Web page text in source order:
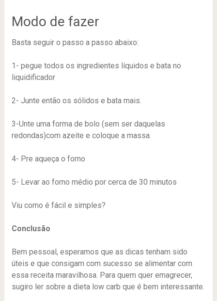
Modo de fazer
Basta seguir o passo a passo abaixo:
1- pegue todos os ingredientes líquidos e bata no
liquidificador
2- Junte então os sólidos e bata mais.
3-Unte uma forma de bolo (sem ser daquelas
redondas)com azeite e coloque a massa.
4- Pre aqueça o forno
5- Levar ao forno médio por cerca de 30 minutos
Viu como é fácil e simples?
Conclusão
Bem pessoal, esperamos que as dicas tenham sido
úteis e que consigam com sucesso se alimentar com
essa receita maravilhosa. Para quem quer emagrecer,
sugiro ler sobre a dieta low carb que é bem interessante.